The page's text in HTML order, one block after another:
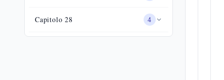
Capitolo28 4